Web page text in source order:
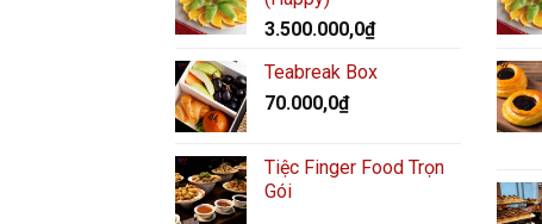
3.500.000,0₫
Teabreak Box
70.000,0₫
Tiệc Finger Food Trọn
Gói